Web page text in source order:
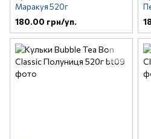
Маракуя 520г
180.00 грн/уп.